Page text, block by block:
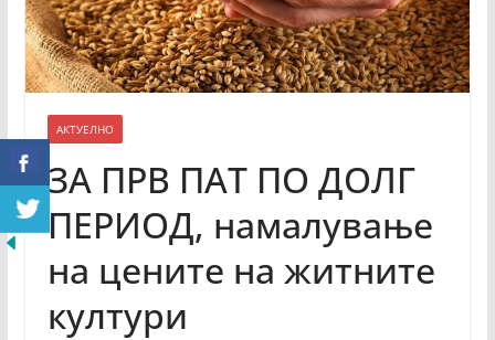
АКТУЕЛНО
ЗА ПРВ ПАТ ПО ДОЛГ
ПЕРИОД, намалување
на цените на житните
култури